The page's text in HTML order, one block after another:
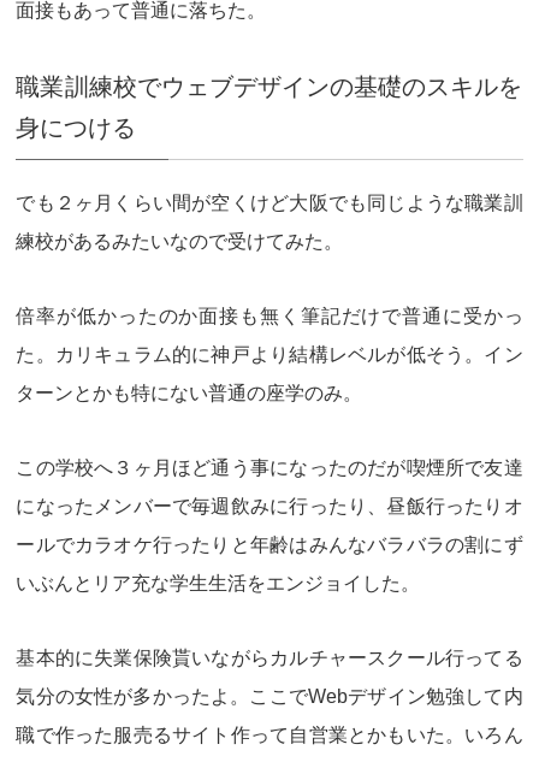
面接もあって普通に落ちた 。
職業訓練校でウェブデザインの基礎のスキルを
身につける
でも２ヶ月くらい間が空くけど大阪でも同じような職業訓
練校があるみたいなので受けてみた。
倍率が低かったのか面接も無く筆記だけで普通に受かっ
た。カリキュラム的に神戸より結構レベルが低そう。イン
ターンとかも特にない普通の座学のみ。
この学校へ３ヶ月ほど通う事になったのだが喫煙所で友達
になったメンバーで毎週飲みに行ったり、昼飯行ったりオ
ールでカラオケ行ったりと年齢はみんなバラバラの割にず
いぶんと リア充な学生生活をエンジョイ した。
基本的に失業保険貰いながら カルチャースクール行ってる
気分の女性が多かった よ。ここでWebデザイン勉強して内
職で作った服売るサイト作って自営業とかもいた。いろん